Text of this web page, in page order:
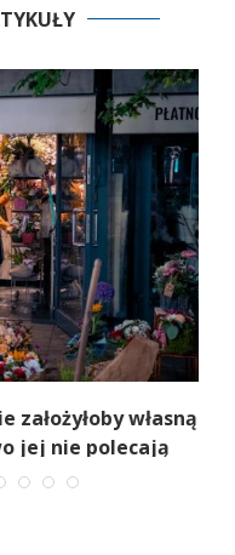
własną
jej nie polecają